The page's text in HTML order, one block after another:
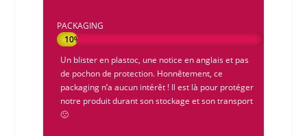
PACKAGING
10%
10%
Un blister en plastoc, une notice en anglais et pas
de pochon de protection. Honnêtement, ce
packaging n’a aucun intérêt ! Il est là pour protéger
notre produit durant son stockage et son transport
🙁